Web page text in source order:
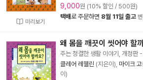
미리보기
9,000원 (10% 할인 / 500원)
택배로 주문하면 8월 11일 출고
왜 몸을 깨끗이 씻어야 할
주는 청결한 생활 이야기, 개정판-
클레어 레웰린 (지은이), 마이크
이)